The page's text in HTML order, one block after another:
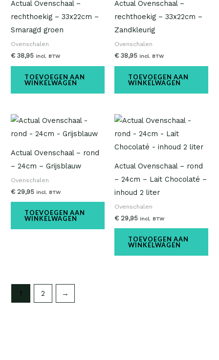
Actual Ovenschaal –
rechthoekig – 33x22cm –
Smaragd groen
Ovenschalen
€38,95 incl. BTW
TOEVOEGEN AAN
WINKELWAGEN
Actual Ovenschaal –
rechthoekig – 33x22cm –
Zandkleurig
Ovenschalen
€38,95 incl. BTW
TOEVOEGEN AAN
WINKELWAGEN
Actual Ovenschaal – rond
– 24cm – Grijsblauw
Ovenschalen
€29,95 incl. BTW
TOEVOEGEN AAN
WINKELWAGEN
Actual Ovenschaal – rond
– 24cm – Lait Chocolaté –
inhoud 2 liter
Ovenschalen
€29,95 incl. BTW
TOEVOEGEN AAN
WINKELWAGEN
1 2 →